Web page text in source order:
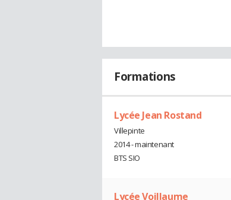
Formations
Lycée Jean Rostand
Villepinte
2014 - maintenant
BTS SIO
Lycée Voillaume